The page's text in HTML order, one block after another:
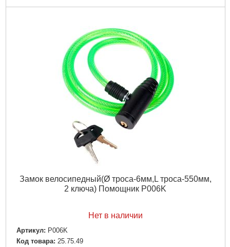
Код товара: 25.73.43
Подробнее...
Замок велосипедный(Ø троса-6мм,L троса-550мм,
2 ключа) Помощник P006K
Нет в наличии
Артикул: P006K
Код товара: 25.75.49